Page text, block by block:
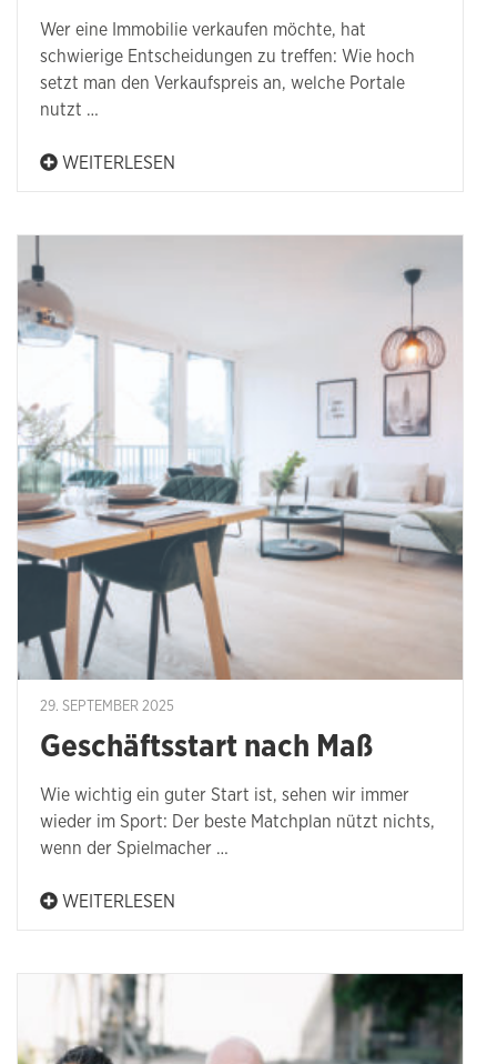
Wer eine Immobilie verkaufen möchte, hat
schwierige Entscheidungen zu treffen: Wie hoch
setzt man den Verkaufspreis an, welche Portale
nutzt …
WEITERLESEN
29. SEPTEMBER 2025
Geschäftsstart nach Maß
Wie wichtig ein guter Start ist, sehen wir immer
wieder im Sport: Der beste Matchplan nützt nichts,
wenn der Spielmacher …
WEITERLESEN